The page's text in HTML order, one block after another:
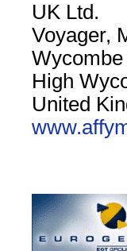
UK Ltd.
Voyager,
High
United